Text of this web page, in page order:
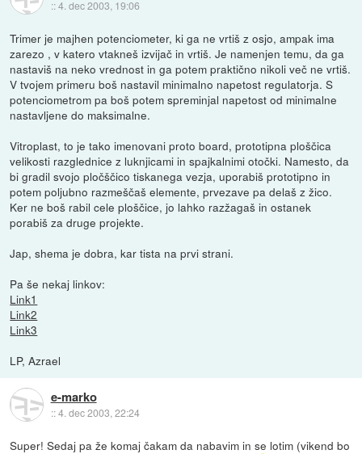
::4. dec 2003, 19:06
Trimer je majhen potenciometer, ki ga ne vrtiš z osjo, ampak ima
zarezo , v katero vtakneš izvijač in vrtiš. Je namenjen temu, da ga
nastaviš na neko vrednost in ga potem praktično nikoli več ne vrtiš.
V tvojem primeru boš nastavil minimalno napetost regulatorja. S
potenciometrom pa boš potem spreminjal napetost od minimalne
nastavljene do maksimalne.
Vitroplast, to je tako imenovani proto board, prototipna ploščica
velikosti razglednice z luknjicami in spajkalnimi otočki. Namesto, da
bi gradil svojo pločščico tiskanega vezja, uporabiš prototipno in
potem poljubno razmeščaš elemente, prvezave pa delaš z žico.
Ker ne boš rabil cele ploščice, jo lahko razžagaš in ostanek
porabiš za druge projekte.
Jap, shema je dobra, kar tista na prvi strani.
Pa še nekaj linkov:
Link1
Link2
Link3
LP, Azrael
e-marko
::4. dec 2003, 22:24
Super! Sedaj pa že komaj čakam da nabavim in se lotim (vikend bo